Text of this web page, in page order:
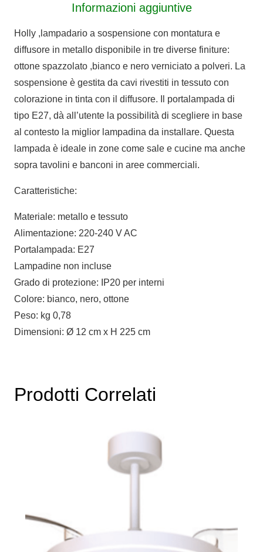
Informazioni aggiuntive
Holly ,lampadario a sospensione con montatura e
diffusore in metallo disponibile in tre diverse finiture:
ottone spazzolato ,bianco e nero verniciato a polveri. La
sospensione è gestita da cavi rivestiti in tessuto con
colorazione in tinta con il diffusore. Il portalampada di
tipo E27, dà all’utente la possibilità di scegliere in base
al contesto la miglior lampadina da installare. Questa
lampada è ideale in zone come sale e cucine ma anche
sopra tavolini e banconi in aree commerciali.
Caratteristiche:
Materiale: metallo e tessuto
Alimentazione: 220-240 V AC
Portalampada: E27
Lampadine non incluse
Grado di protezione: IP20 per interni
Colore: bianco, nero, ottone
Peso: kg 0,78
Dimensioni: Ø 12 cm x H 225 cm
Prodotti Correlati